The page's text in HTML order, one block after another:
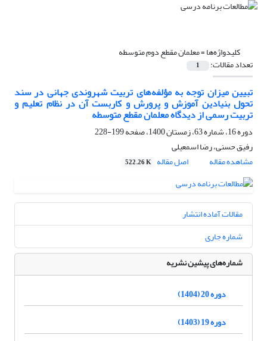
کلیدواژه‌ها =معلمان مقطع دوم متوسطه
تعداد مقالات: 1
تبیین میزان توجه به مؤلفه‌های تربیت شهروندی جهانی در سند
تحول بنیادین آموزش ‌و پرورش و کاربست آن در نظام تعلیم و
تربیت رسمی از دیدگاه معلمان مقطع متوسطه
دوره 16، شماره 63، زمستان 1400، صفحه
199-228
رفیق حسنی، رضا اسمعیلی
مشاهده مقاله
اصل مقاله 522.26 K
مقالات آماده انتشار
شماره جاری
شماره‌های پیشین نشریه
دوره 20 (1404)
دوره 19 (1403)